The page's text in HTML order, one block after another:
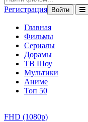
Регистрация Войти
Главная
Фильмы
Сериалы
Дорамы
ТВ Шоу
Мультики
Аниме
Топ 50
FHD (1080p)